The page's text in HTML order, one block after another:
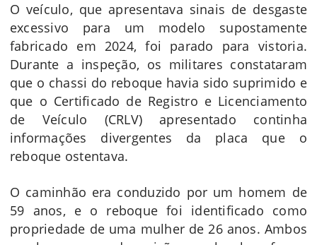
O veículo, que apresentava sinais de desgaste
excessivo para um modelo supostamente
fabricado em 2024, foi parado para vistoria.
Durante a inspeção, os militares constataram
que o chassi do reboque havia sido suprimido e
que o Certificado de Registro e Licenciamento
de Veículo (CRLV) apresentado continha
informações divergentes da placa que o
reboque ostentava.
O caminhão era conduzido por um homem de
59 anos, e o reboque foi identificado como
propriedade de uma mulher de 26 anos. Ambos